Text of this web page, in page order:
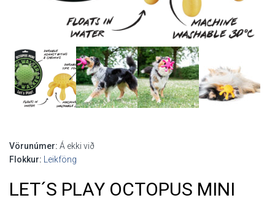
Vörunúmer: Á ekki við
Flokkur: Leikföng
LET´S PLAY OCTOPUS MINI